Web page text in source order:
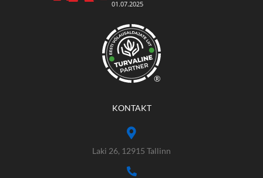
®
KONTAKT
Laki 26, 12915 Tallinn